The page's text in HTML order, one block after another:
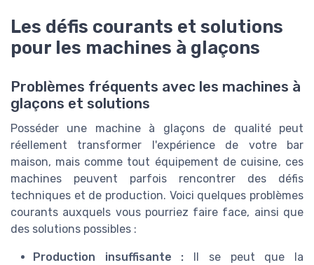
Les défis courants et solutions
pour les machines à glaçons
Problèmes fréquents avec les machines à
glaçons et solutions
Posséder une machine à glaçons de qualité peut
réellement transformer l'expérience de votre bar
maison, mais comme tout équipement de cuisine, ces
machines peuvent parfois rencontrer des défis
techniques et de production. Voici quelques problèmes
courants auxquels vous pourriez faire face, ainsi que
des solutions possibles :
Production insuffisante : Il se peut que la